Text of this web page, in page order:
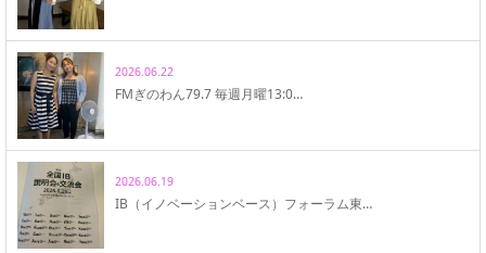
2026.06.22
FMぎのわん79.7 毎週月曜13:0…
2026.06.19
IB（イノベーションベース）フォーラム東…